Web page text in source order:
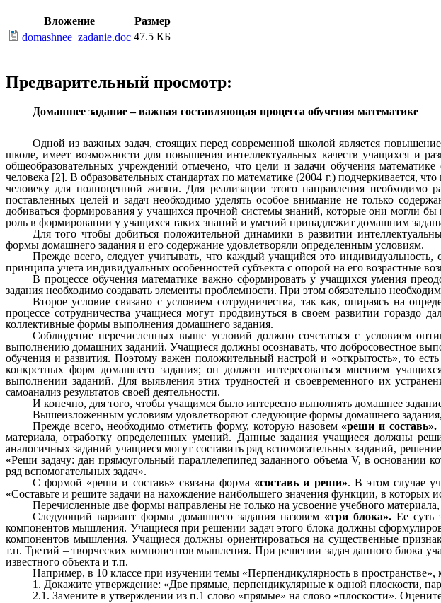
Вложение
Размер
domashnee_zadanie.doc 47.5 КБ
Предварительный просмотр:
Домашнее задание – важная составляющая процесса обучения математике
Одной из важных задач, стоящих перед современной школой является
школе, имеет возможности для повышения интеллектуальных качеств учащихся и
общеобразовательных учреждений отмечено, что цели и задачи обучения
человека [2]. В образовательных стандартах по математике (2004 г.) подчеркивается,
человеку для полноценной жизни. Для реализации этого направления
поставленных целей и задач необходимо уделять особое внимание не только
добиваться формирования у учащихся прочной системы знаний, которые они могли
роль в формировании у учащихся таких знаний и умений принадлежит домашним
Для того чтобы добиться положительной динамики в развитии
формы домашнего задания и его содержание удовлетворяли определенным условиям.
Прежде всего, следует учитывать, что каждый учащийся это
принципа учета индивидуальных особенностей субъекта с опорой на его возрастные
В процессе обучения математике важно сформировать у учащихся умения
задания необходимо создавать элементы проблемности. При этом обязательно
Второе условие связано с условием сотрудничества, так как, опираясь на
процессе сотрудничества учащиеся могут продвинуться в своем развитии
коллективные формы выполнения домашнего задания.
Соблюдение перечисленных выше условий должно сочетаться с условием
выполнению домашних заданий. Учащиеся должны осознавать, что добросовестное
обучения и развития. Поэтому важен положительный настрой и «открытость», то
конкретных форм домашнего задания; он должен интересоваться мнением
выполнении заданий. Для выявления этих трудностей и своевременного их
самоанализ результатов своей деятельности.
И конечно, для того, чтобы учащимся было интересно выполнять домашнее
Вышеизложенным условиям удовлетворяют следующие формы домашнего задания,
Прежде всего, необходимо отметить форму, которую назовем «реши и составь».
материала, отработку определенных умений. Данные задания учащиеся должны
аналогичных заданий учащиеся могут составить ряд вспомогательных заданий,
«Реши задачу: дан прямоугольный параллелепипед заданного объема V, в основании
ряд вспомогательных задач».
С формой «реши и составь» связана форма «составь и реши». В этом случае
«Составьте и решите задачи на нахождение наибольшего значения функции, в которых
Перечисленные две формы направлены не только на усвоение учебного
Следующий вариант формы домашнего задания назовем «три блока».Ее суть
компонентов мышления. Учащиеся при решении задач этого блока должны
компонентов мышления. Учащиеся должны ориентироваться на существенные
т.п. Третий – творческих компонентов мышления. При решении задач данного блока
известного объекта и т.п.
Например, в 10 классе при изучении темы «Перпендикулярность в
1. Докажите утверждение: «Две прямые, перпендикулярные к одной плоскости,
2.1. Замените в утверждении из п.1 слово «прямые» на слово «плоскости».